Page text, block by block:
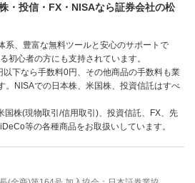
・投信・FX・NISAなら証券会社の松
系、豊富な無料ツールと安心のサポートで
初心者の方にも支持されています。
下なら手数料0円、その他商品の手数料も業
。NISAでの日本株、米国株、投資信託はすべ
国株(現物取引/信用取引)、投資信託、FX、先
等の各種商品をお取扱いしています。